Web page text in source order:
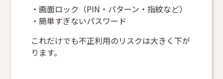
・画面ロック（PIN・パターン・指紋など）
・簡単すぎないパスワード
これだけでも不正利用のリスクは大きく下が
ります。